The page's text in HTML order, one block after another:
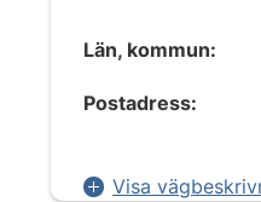
Län, kommun:
Postadress:
Visa